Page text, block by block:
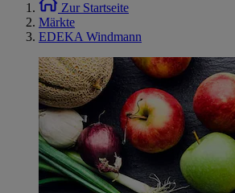
Zur Startseite
Märkte
EDEKA Windmann